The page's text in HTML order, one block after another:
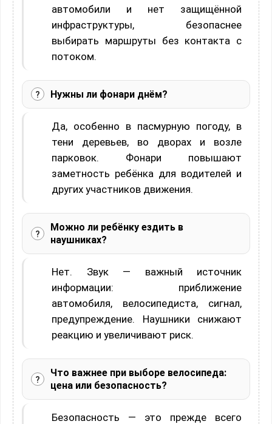
автомобили и нет защищённой
инфраструктуры, безопаснее
выбирать маршруты без контакта с
потоком.
Нужны ли фонари днём?
Да, особенно в пасмурную погоду, в
тени деревьев, во дворах и возле
парковок. Фонари повышают
заметность ребёнка для водителей и
других участников движения.
Можно ли ребёнку ездить в
наушниках?
Нет. Звук — важный источник
информации: приближение
автомобиля, велосипедиста, сигнал,
предупреждение. Наушники снижают
реакцию и увеличивают риск.
Что важнее при выборе велосипеда:
цена или безопасность?
Безопасность — это прежде всего